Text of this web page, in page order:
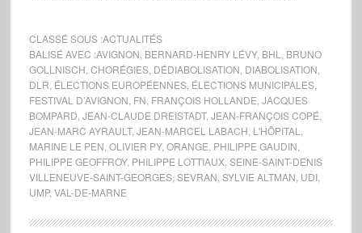
CLASSÉ SOUS :ACTUALITÉS
BALISÉ AVEC :AVIGNON BERNARD-HENRY LÉVY, BHL
BRUNO
GOLLNISCH CHORÉGIES, DÉDIABOLISATION DIABOLISATION
DLR ÉLECTIONS EUROPÉENNES, ÉLECTIONS MUNICIPALES,
FESTIVAL D’AVIGNON FN FRANÇOIS HOLLANDE JACQUES
BOMPARD JEAN-CLAUDE DREISTADT, JEAN-FRANÇOIS COPÉ
JEAN-MARC AYRAULT, JEAN-MARCEL LABACH L'HÔPITAL
MARINE LE PEN OLIVIER PY, ORANGE PHILIPPE GAUDIN
PHILIPPE GEOFFROY, PHILIPPE LOTTIAUX, SEINE-SAINT-DENIS
VILLENEUVE-SAINT-GEORGES, SEVRAN SYLVIE ALTMAN UDI,
UMP, VAL-DE-MARNE